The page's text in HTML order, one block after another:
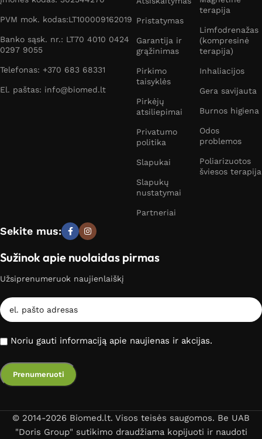
PVM mok. kodas:LT100009162019
Banko sąsk. nr.: LT70 4010 0424
0297 9055
Telefonas: +370 683 68331
El. paštas: info@biomed.lt
Pristatymas
Garantija ir
grąžinimas
Pirkimo
taisyklės
Pirkėjų
atsiliepimai
Privatumo
politika
Slapukai
Slapukų
nustatymai
Partneriai
terapija
Limfodrenažas
(kompresinė
terapija)
Inhaliacijos
Gera savijauta
Burnos higiena
Odos
problemos
Poliarizuotos
šviesos terapija
Sekite mus:
Sužinok apie nuolaidas pirmas
Užsiprenumeruok naujienlaiškį
Noriu gauti informaciją apie naujienas ir akcijas.
© 2014-2026 Biomed.lt. Visos teisės saugomos. Be UAB
"Doris Group" sutikimo draudžiama kopijuoti ir naudoti